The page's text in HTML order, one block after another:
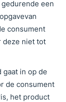
een
consument
deze niet tot
gaat in op de
de consument
het product